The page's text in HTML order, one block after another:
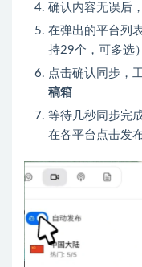
确认内容无误后
在弹出的平台列
持29个，可多选）
点击确认同步，
稿箱
等待几秒同步完
在各平台点击发